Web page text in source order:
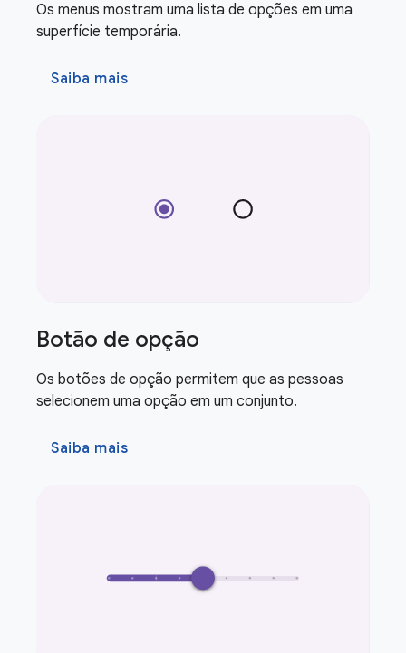
Os menus mostram uma lista de opções em uma
superfície temporária.
Saiba mais
Botão de opção
Os botões de opção permitem que as pessoas
selecionem uma opção em um conjunto.
Saiba mais